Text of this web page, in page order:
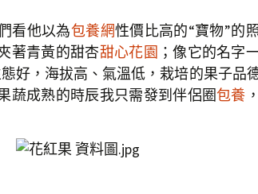
看他以為包養網性價比高的“寶物”的
著青黃的甜杏甜心花園 ；像它的名字
好，海拔高、氣溫低，栽培的果子品
蔬成熟的時辰我只需發到伴侶圈包養